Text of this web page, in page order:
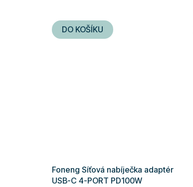
DO KOŠÍKU
Foneng Síťová nabíječka adaptér
USB-C 4-PORT PD100W